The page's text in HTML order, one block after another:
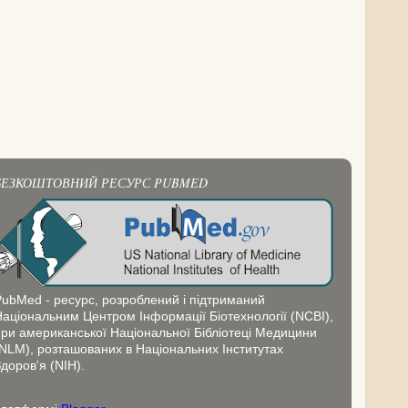
РЕСУРС PUBMED
- ресурс, розроблений і підтриманий
Центром Інформації Біотехнології (NCBI),
американської Національної Бібліотеці Медицини
розташованих в Національних Інститутах
(NIH).